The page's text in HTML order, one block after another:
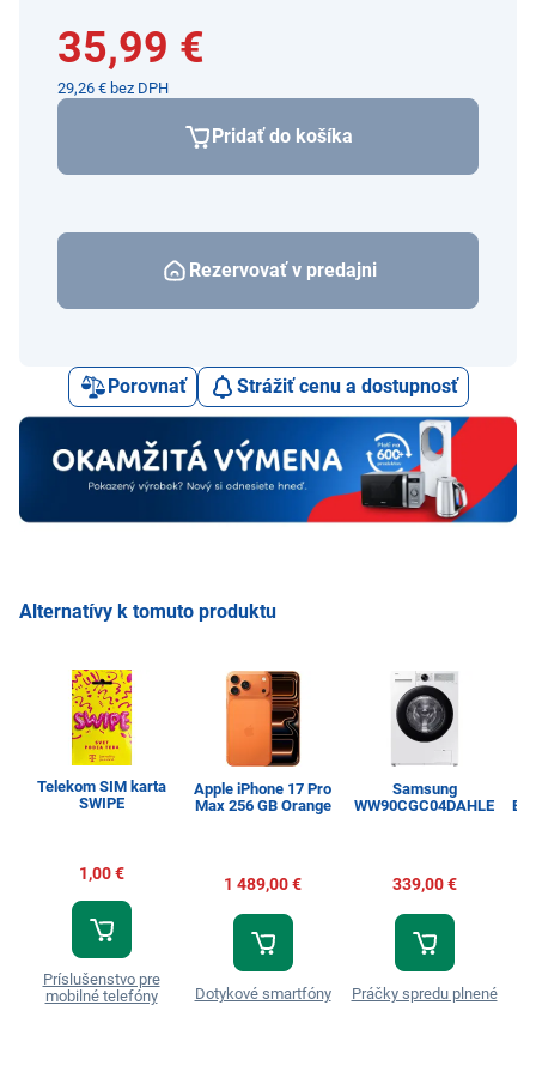
35,99 €
29,26 € bez DPH
Pridať do košíka
Rezervovať v predajni
Porovnať Strážiť cenu a dostupnosť
Alternatívy k tomuto produktu
Telekom SIM karta
SWIPE
1,00 €
Príslušenstvo pre
mobilné telefóny
Apple iPhone 17 Pro
Max 256 GB Orange
1 489,00 €
Dotykové smartfóny
Samsung
WW90CGC04DAHLE
339,00 €
Práčky spredu plnené